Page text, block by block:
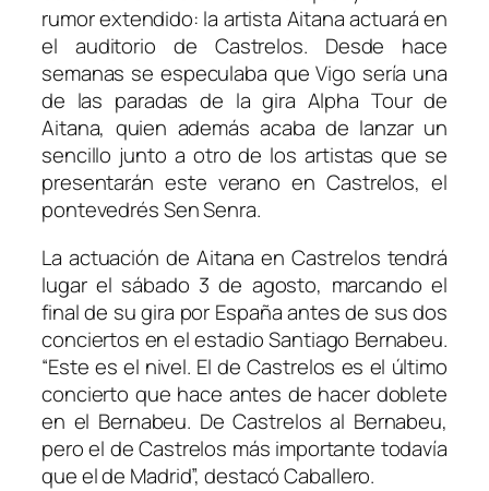
rumor extendido: la artista Aitana actuará en
el auditorio de Castrelos. Desde hace
semanas se especulaba que Vigo sería una
de las paradas de la gira Alpha Tour de
Aitana, quien además acaba de lanzar un
sencillo junto a otro de los artistas que se
presentarán este verano en Castrelos, el
pontevedrés Sen Senra.
La actuación de Aitana en Castrelos tendrá
lugar el sábado 3 de agosto, marcando el
final de su gira por España antes de sus dos
conciertos en el estadio Santiago Bernabeu.
“Este es el nivel. El de Castrelos es el último
concierto que hace antes de hacer doblete
en el Bernabeu. De Castrelos al Bernabeu,
pero el de Castrelos más importante todavía
que el de Madrid”, destacó Caballero.